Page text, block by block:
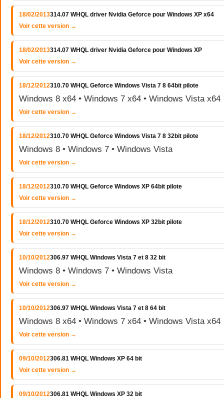
18/02/2013314.07 WHQL driver Nvidia Geforce pour Windows XP x64
Voir cette version →
18/02/2013314.07 WHQL driver Nvidia Geforce pour Windows XP
Voir cette version →
18/12/2012310.70 WHQL Geforce Windows Vista 7 8 64bit pilote
Windows 8 x64 • Windows 7 x64 • Windows Vista x64
Voir cette version →
18/12/2012310.70 WHQL Geforce Windows Vista 7 8 32bit pilote
Windows 8 • Windows 7 • Windows Vista
Voir cette version →
18/12/2012310.70 WHQL Geforce Windows XP 64bit pilote
Voir cette version →
18/12/2012310.70 WHQL Geforce Windows XP 32bit pilote
Voir cette version →
10/10/2012306.97 WHQL Windows Vista 7 et 8 32 bit
Windows 8 • Windows 7 • Windows Vista
Voir cette version →
10/10/2012306.97 WHQL Windows Vista 7 et 8 64 bit
Windows 8 x64 • Windows 7 x64 • Windows Vista x64
Voir cette version →
09/10/2012306.81 WHQL Windows XP 64 bit
Voir cette version →
09/10/2012306.81 WHQL Windows XP 32 bit